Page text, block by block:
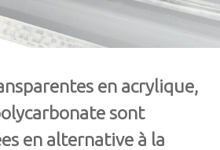
en acrylique,
sont
en alternative à la